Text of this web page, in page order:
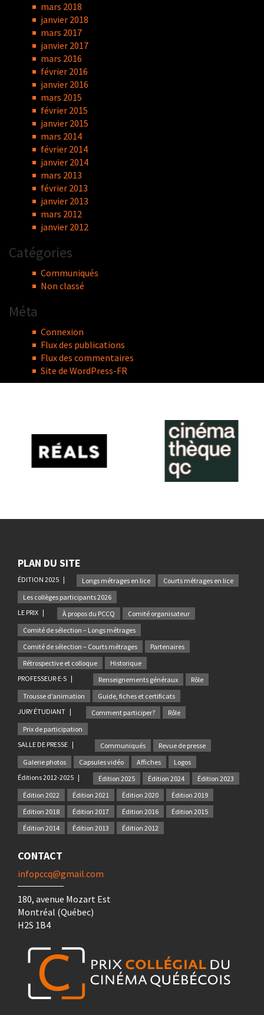
mars 2018
janvier 2018
mars 2017
janvier 2017
mars 2016
février 2016
janvier 2016
mars 2015
février 2015
janvier 2015
mars 2014
février 2014
janvier 2014
mars 2013
février 2013
janvier 2013
mars 2012
janvier 2012
Catégories
Communiqués
Non classé
Méta
Connexion
Flux des publications
Flux des commentaires
Site de WordPress-FR
PLAN DU SITE
ÉDITION 2025 Longs métrages en lice
Courts métrages en lice
Les collèges participants 2026
LE PRIX
À propos du PCCQ
Comité organisateur
Comité de sélection – Longs métrages
Comité de sélection – Courts métrages
Partenaires
Rétrospective et colloque
Historique
PROFESSEUR·E·S
Renseignements généraux
Rôle
Trousse d’animation
Guide, fiches et certificats
JURY ÉTUDIANT
Comment participer?
Rôle
Prix de participation
SALLE DE PRESSE
Communiqués
Revue de presse
Galerie photos
Capsules vidéo Affiches
Logos
Éditions 2012-2025
Édition 2025 Édition 2024
Édition 2023
Édition 2022
Édition 2021 Édition 2020
Édition 2019
Édition 2018
Édition 2017 Édition 2016
Édition 2015
Édition 2014
Édition 2013 Édition 2012
CONTACT
infopccq@gmail.com
180, avenue Mozart Est
Montréal (Québec)
H2S 1B4